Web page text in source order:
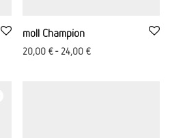
moll Champion
20,00 €- 24,00 €